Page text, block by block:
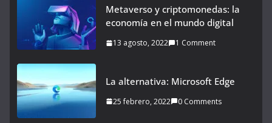
Metaverso y criptomonedas: la
economía en el mundo digital
13 agosto, 2022 1 Comment
La alternativa: Microsoft Edge
25 febrero, 2022 0 Comments